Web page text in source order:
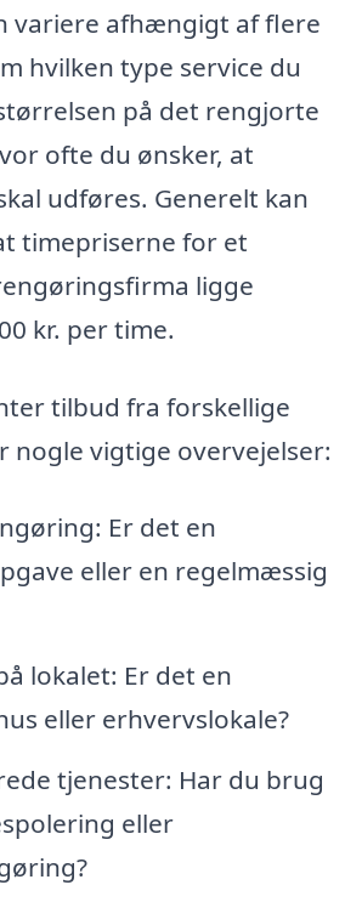
variere afhængigt af flere
hvilken type service du
på det rengjorte
ofte du ønsker, at
udføres. Generelt kan
timepriserne for et
ligge
kr. per time.
tilbud fra forskellige
nogle vigtige overvejelser:
Er det en
eller en regelmæssig
lokalet: Er det en
eller erhvervslokale?
tjenester: Har du brug
eller